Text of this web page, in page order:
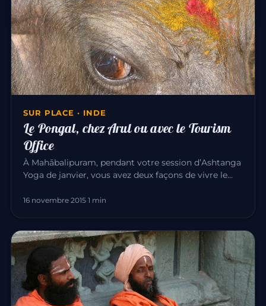
SUR PLACE · INDE
Le Pongal, chez Arul ou avec le Tourism
Office
À Mahābalipuram, pendant votre session d’Ashtanga
Yoga de janvier, vous avez deux façons de vivre le
16 novembre 2015·1 min